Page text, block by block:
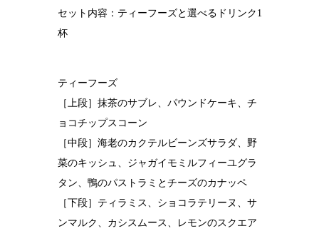
セット内容：ティーフーズと選べるドリンク1
杯
ティーフーズ
［上段］抹茶のサブレ、パウンドケーキ、チ
ョコチップスコーン
［中段］海老のカクテルビーンズサラダ、野
菜のキッシュ、ジャガイモミルフィーユグラ
タン、鴨のパストラミとチーズのカナッペ
［下段］ティラミス、ショコラテリーヌ、サ
ンマルク、カシスムース、レモンのスクエア